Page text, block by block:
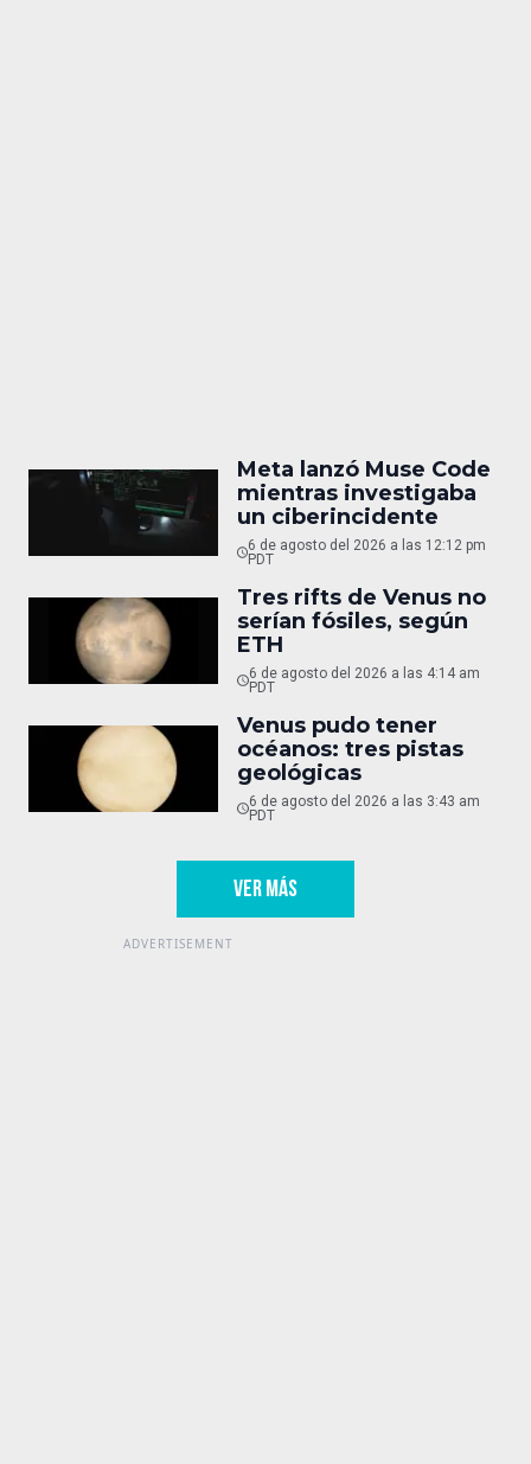
Meta lanzó Muse Code
mientras investigaba
un ciberincidente
6 de agosto del 2026 a las 12:12 pm
PDT
Tres rifts de Venus no
serían fósiles, según
ETH
6 de agosto del 2026 a las 4:14 am
PDT
Venus pudo tener
océanos: tres pistas
geológicas
6 de agosto del 2026 a las 3:43 am
PDT
VER MÁS